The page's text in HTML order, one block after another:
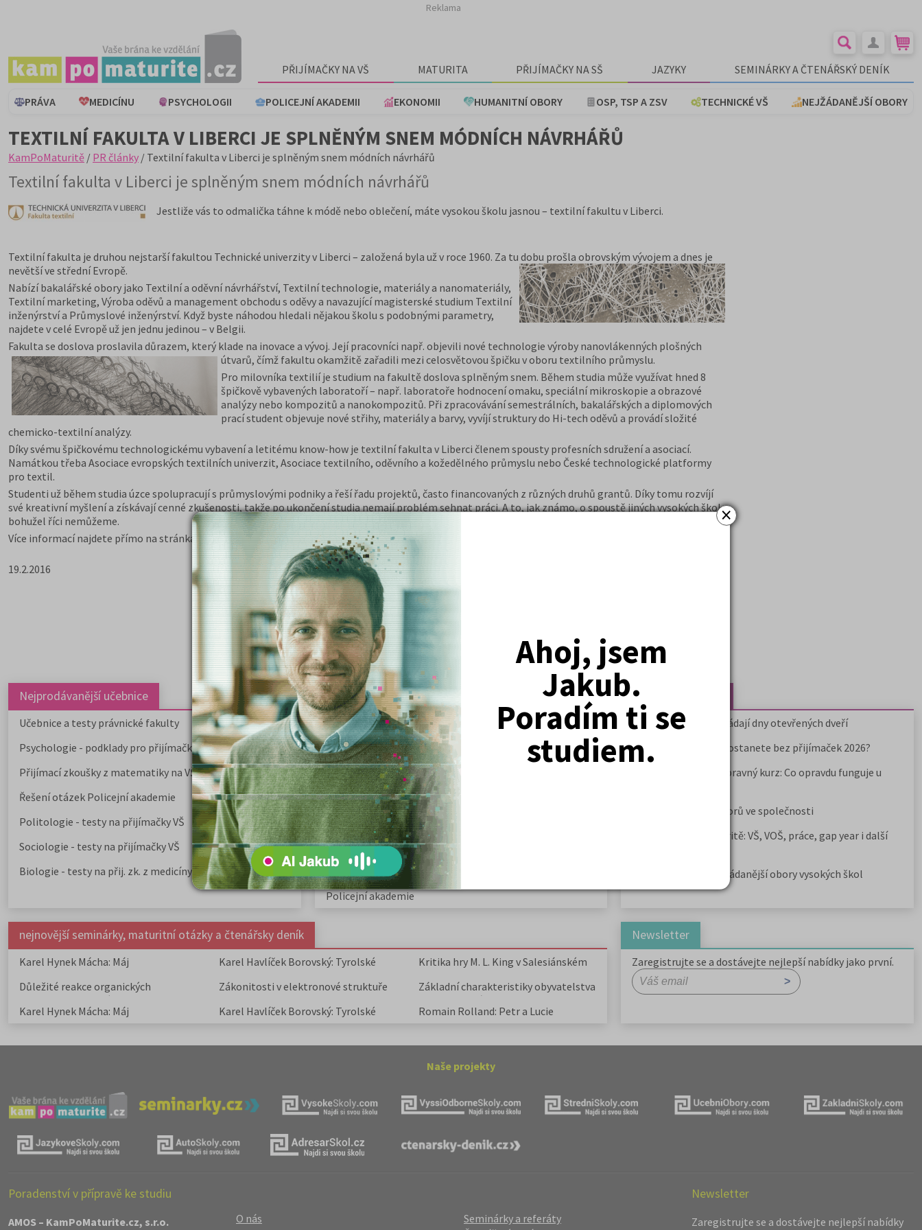
×
Ahoj, jsem
Jakub.
Poradím ti se
studiem.
Reklama
PŘIJÍMAČKY NA VŠ MATURITA PŘIJÍMAČKY NA SŠ JAZYKY SEMINÁRKY A ČTENÁŘSKÝ DENÍK
PRÁVA MEDICÍNU PSYCHOLOGII POLICEJNÍ AKADEMII EKONOMII HUMANITNÍ OBORY OSP, TSP A ZSV TECHNICKÉ VŠ NEJŽÁDANĚJŠÍ OBORY
TEXTILNÍ FAKULTA V LIBERCI JE SPLNĚNÝM SNEM MÓDNÍCH NÁVRHÁŘŮ
KamPoMaturitě / PR články / Textilní fakulta v Liberci je splněným snem módních návrhářů
Textilní fakulta v Liberci je splněným snem módních návrhářů
Jestliže vás to odmalička táhne k módě nebo oblečení, máte vysokou školu jasnou – textilní fakultu v Liberci.
Textilní fakulta je druhou nejstarší fakultou Technické univerzity v Liberci – založená byla už v roce 1960. Za tu dobu prošla obrovským vývojem a dnes je
nevětší ve střední Evropě.
Nabízí bakalářské obory jako Textilní a oděvní návrhářství, Textilní technologie, materiály a nanomateriály,
Textilní marketing, Výroba oděvů a management obchodu s oděvy a navazující magisterské studium Textilní
inženýrství a Průmyslové inženýrství. Když byste náhodou hledali nějakou školu s podobnými parametry,
najdete v celé Evropě už jen jednu jedinou – v Belgii.
Fakulta se doslova proslavila důrazem, který klade na inovace a vývoj. Její pracovníci např. objevili nové technologie výroby nanovlákenných plošných
útvarů, čímž fakultu okamžitě zařadili mezi celosvětovou špičku v oboru textilního průmyslu.
Pro milovníka textilií je studium na fakultě doslova splněným snem. Během studia může využívat hned 8
špičkově vybavených laboratoří – např. laboratoře hodnocení omaku, speciální mikroskopie a obrazové
analýzy nebo kompozitů a nanokompozitů. Při zpracovávání semestrálních, bakalářských a diplomových
prací student objevuje nové střihy, materiály a barvy, vyvíjí struktury do Hi-tech oděvů a provádí složité
chemicko-textilní analýzy.
Díky svému špičkovému technologickému vybavení a letitému know-how je textilní fakulta v Liberci členem spousty profesních sdružení a asociací.
Namátkou třeba Asociace evropských textilních univerzit, Asociace textilního, oděvního a kožedělného průmyslu nebo České technologické platformy
pro textil.
Studenti už během studia úzce spolupracují s průmyslovými podniky a řeší řadu projektů, často financovaných z různých druhů grantů. Díky tomu rozvíjí
své kreativní myšlení a získávají cenné zkušenosti, takže po ukončení studia nemají problém sehnat práci. A to, jak známo, o spoustě jiných vysokých škol
bohužel říci nemůžeme.
Více informací najdete přímo na stránkách fakulty –http://www.ft.tul.cz/
19.2.2016
Nejprodávanější učebnice
Učebnice a testy právnické fakulty
Psychologie - podklady pro přijímačky
Přijímací zkoušky z matematiky na VŠE Praha
Řešení otázek Policejní akademie
Politologie - testy na přijímačky VŠ
Sociologie - testy na přijímačky VŠ
Biologie - testy na přij. zk. z medicíny
Nejžádanější kurzy
Právnické fakulty
Psychologie
Lékařské fakulty, farmacie
Společenské a human. vědy
Ekonomické fakulty
Žurnalistika
Politologie a mezinár. vztahy
Policejní akademie
Nejčtenější články
Kdy vysoké školy pořádají dny otevřených dveří
Na které fakulty se dostanete bez přijímaček 2026?
Samostudium vs. přípravný kurz: Co opravdu funguje u
Prestiž a vnímání oborů ve společnosti
Rozcestník po maturitě: VŠ, VOŠ, práce, gap year i další
Jak se dostat na nejžádanější obory vysokých škol
nejnovější seminárky, maturitní otázky a čtenářsky deník
Karel Hynek Mácha: Máj
Karel Havlíček Borovský: Tyrolské
Kritika hry M. L. King v Salesiánském
Důležité reakce organických
sloučenin a jejich význam
Zákonitosti v elektronové struktuře
Základní charakteristiky obyvatelstva
a geografie sídel
Karel Hynek Mácha: Máj
Karel Havlíček Borovský: Tyrolské
Romain Rolland: Petr a Lucie
Newsletter
Zaregistrujte se a dostávejte nejlepší nabídky jako první.
Naše projekty
Poradenství v přípravě ke studiu
AMOS – KamPoMaturite.cz, s.r.o.
O nás
Seminárky a referáty
Newsletter
Zaregistrujte se a dostávejte nejlepší nabídky